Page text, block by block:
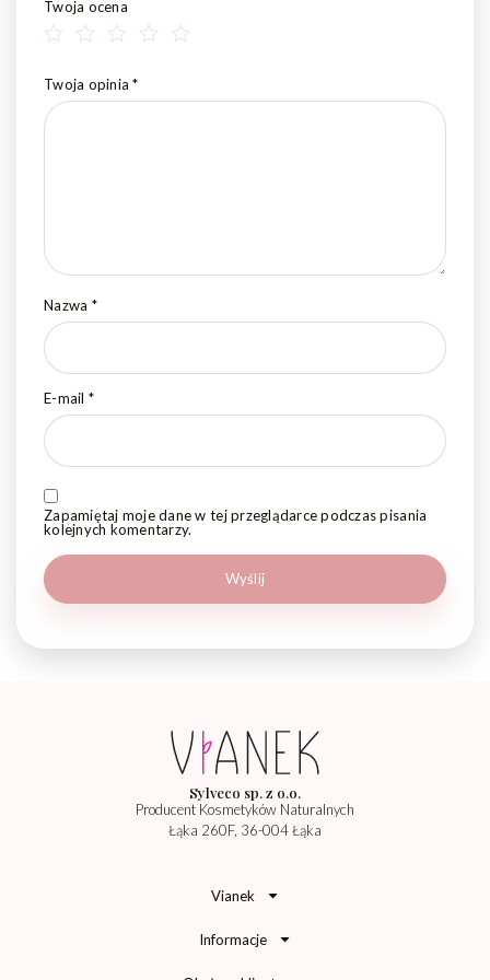
Twoja ocena
Twoja opinia*
Nazwa *
E-mail *
Zapamiętaj moje dane w tej przeglądarce podczas pisania
kolejnych komentarzy.
Sylveco sp. z o.o.
Producent Kosmetyków Naturalnych
Łąka 260F, 36-004 Łąka
Vianek
Informacje